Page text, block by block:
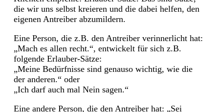
die wir uns selbst kreieren und die dabei helfen, den
eigenen Antreiber abzumildern.
Eine Person, die z.B. den Antreiber verinnerlicht hat:
„Mach es allen recht.“, entwickelt für sich z.B.
folgende Erlauber-Sätze:
„Meine Bedürfnisse sind genauso wichtig, wie die
der anderen.“ oder
„Ich darf auch mal Nein sagen.“
Eine andere Person, die den Antreiber hat: „Sei